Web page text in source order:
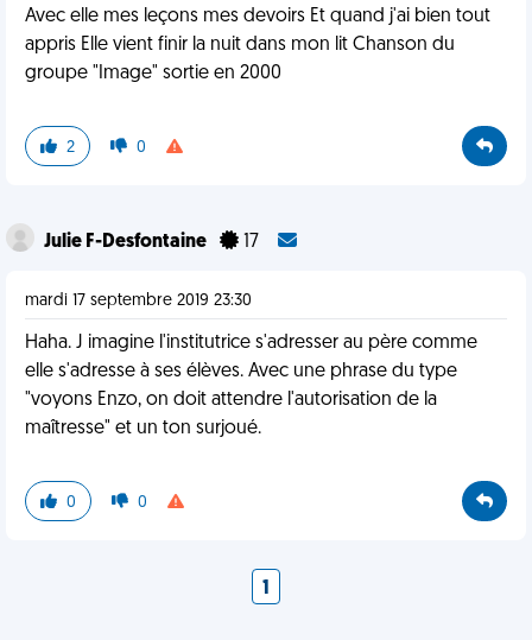
Avec elle mes leçons mes devoirs Et quand j'ai bien tout
appris Elle vient finir la nuit dans mon lit Chanson du
groupe "Image" sortie en 2000
2 0
Julie F-Desfontaine 17
mardi 17 septembre 2019 23:30
Haha. J imagine l'institutrice s'adresser au père comme
elle s'adresse à ses élèves. Avec une phrase du type
"voyons Enzo, on doit attendre l'autorisation de la
maîtresse" et un ton surjoué.
0 0
1